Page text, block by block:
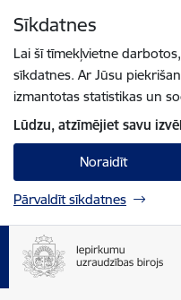
Sīkdatnes
Lai šī tīmekļvietne
sīkdatnes. Ar Jūsu
izmantotas statistikas un
Lūdzu, atzīmējiet savu
Noraidīt
Pārvaldīt sīkdatnes